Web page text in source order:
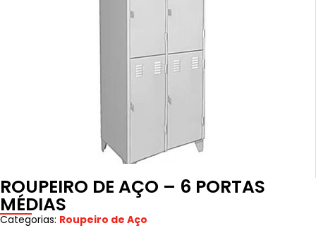
ROUPEIRO DE AÇO – 6 PORTAS
MÉDIAS
Categorias: Roupeiro de Aço